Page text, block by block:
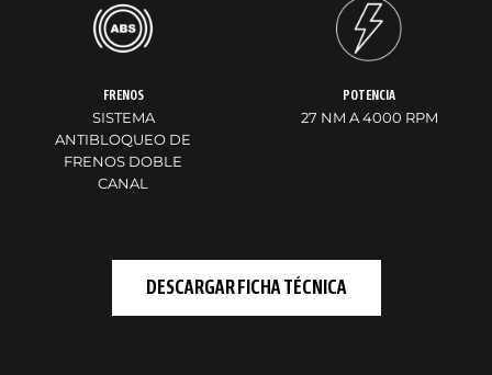
FRENOS
SISTEMA
ANTIBLOQUEO DE
FRENOS DOBLE
CANAL
POTENCIA
27 NM A 4000 RPM
DESCARGAR FICHA TÉCNICA